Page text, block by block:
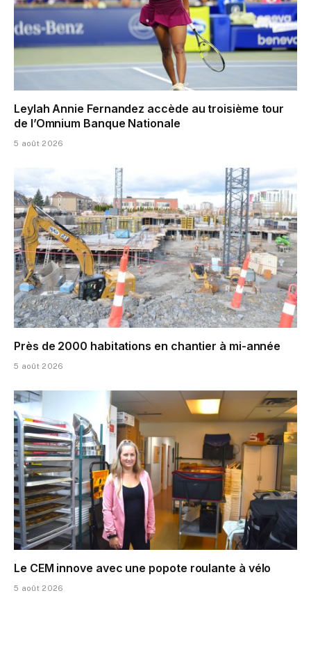
Leylah Annie Fernandez accède au troisième tour
de l’Omnium Banque Nationale
5 août 2026
Près de 2000 habitations en chantier à mi-année
5 août 2026
Le CEM innove avec une popote roulante à vélo
5 août 2026